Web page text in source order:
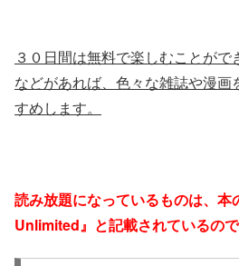
３０日間は無料で楽しむことが
などがあれば、色々な雑誌や漫画
すめします。
読み放題になっているものは、
Unlimited』と記載されているので